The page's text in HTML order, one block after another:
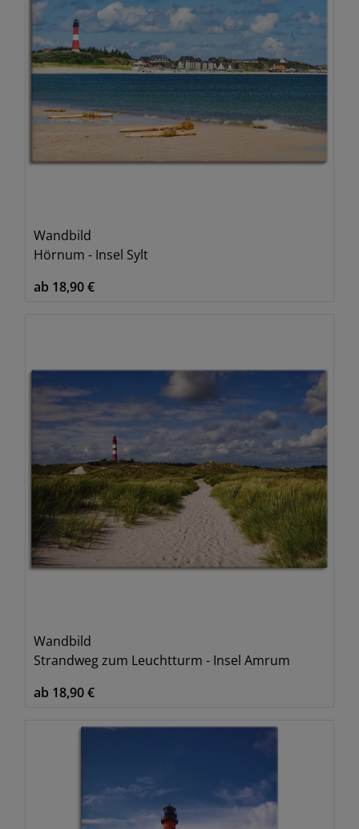
Wandbild
Hörnum - Insel Sylt
ab 18,90 €
Wandbild
Strandweg zum Leuchtturm - Insel Amrum
ab 18,90 €